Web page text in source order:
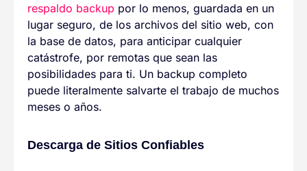
respaldo backup por lo menos, guardada en un
lugar seguro, de los archivos del sitio web, con
la base de datos, para anticipar cualquier
catástrofe, por remotas que sean las
posibilidades para ti. Un backup completo
puede literalmente salvarte el trabajo de muchos
meses o años.
Descarga de Sitios Confiables